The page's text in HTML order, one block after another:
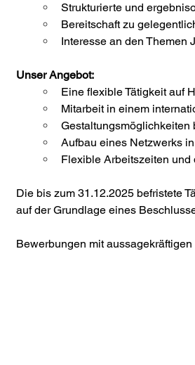
Strukturierte und
Bereitschaft zu
Interesse an den Themen
Unser Angebot:
Eine flexible Tätigkeit auf
Mitarbeit in einem
Gestaltungsmöglichkeiten
Aufbau eines Netzwerks
Flexible Arbeitszeiten
Die bis zum 31.12.2025 befristete
auf der Grundlage eines
Bewerbungen mit